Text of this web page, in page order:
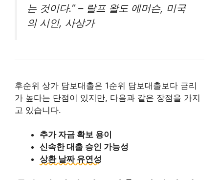
는 것이다.” – 랄프 왈도 에머슨, 미국
의 시인, 사상가
후순위 상가 담보대출은 1순위 담보대출보다 금리
가 높다는 단점이 있지만, 다음과 같은 장점을 가지
고 있습니다.
추가 자금 확보 용이
신속한 대출 승인 가능성
상환 날짜 유연성